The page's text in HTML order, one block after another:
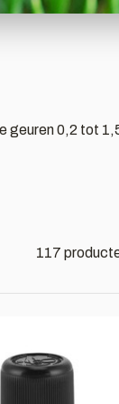
geuren 0,2 tot
117